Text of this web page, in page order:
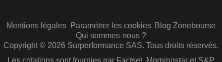
Mentions légales Paramétrer les cookies Blog Zonebourse
Qui sommes-nous ?
Copyright © 2026 Surperformance SAS. Tous droits réservés.
Les cotations sont fournies par Factset, Morningstar et S&P